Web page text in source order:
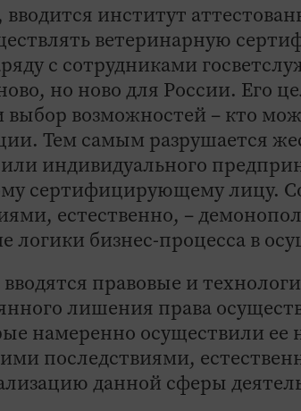
институт
ветеринарную
с сотрудниками
но ново для России. Его
выбор возможностей – кто
Тем самым разрушается
индивидуального
сертифицирующему лицу.
естественно, –
логики бизнес-процесса в
правовые и
лишения права
намеренно осуществили ее
последствиями,
данной сферы